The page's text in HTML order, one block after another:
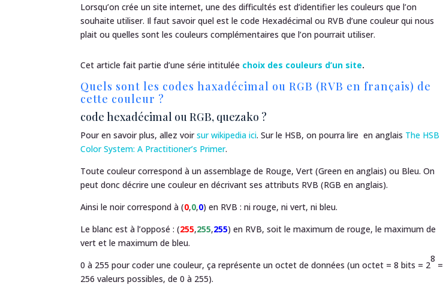
Lorsqu’on crée un site internet, une des difficultés est d’identifier les couleurs que l’on
souhaite utiliser. Il faut savoir quel est le code Hexadécimal ou RVB d’une couleur qui nous
plait ou quelles sont les couleurs complémentaires que l’on pourrait utiliser.
Cet article fait partie d’une série intitulée choix des couleurs d’un site.
Quels sont les codes haxadécimal ou RGB (RVB en français) de
cette couleur ?
code hexadécimal ou RGB, quezako ?
Pour en savoir plus, allez voirsur wikipedia ici. Sur le HSB, on pourra lire en anglais The HSB
Color System: A Practitioner’s Primer.
Toute couleur correspond à un assemblage de Rouge, Vert (Green en anglais) ou Bleu. On
peut donc décrire une couleur en décrivant ses attributs RVB (RGB en anglais).
Ainsi le noir correspond à (0,0,0) en RVB : ni rouge, ni vert, ni bleu.
Le blanc est à l’opposé : (255,255,255) en RVB, soit le maximum de rouge, le maximum de
vert et le maximum de bleu.
0 à 255 pour coder une couleur, ça représente un octet de données (un octet = 8 bits = 2
8
=
256 valeurs possibles, de 0 à 255).